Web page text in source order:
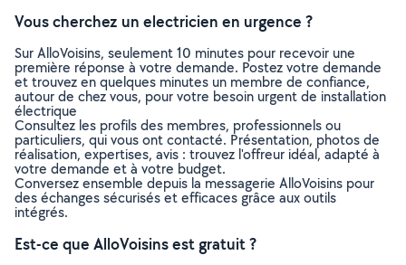
Vous cherchez un electricien en urgence ?
Sur AlloVoisins, seulement 10 minutes pour recevoir une
première réponse à votre demande. Postez votre demande
et trouvez en quelques minutes un membre de confiance,
autour de chez vous, pour votre besoin urgent de installation
électrique
Consultez les profils des membres, professionnels ou
particuliers, qui vous ont contacté. Présentation, photos de
réalisation, expertises, avis : trouvez l'offreur idéal, adapté à
votre demande et à votre budget.
Conversez ensemble depuis la messagerie AlloVoisins pour
des échanges sécurisés et efficaces grâce aux outils
intégrés.
Est-ce que AlloVoisins est gratuit ?